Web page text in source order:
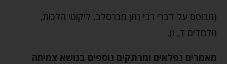
(מבוסס על דברי רבי נתן מברסלב, ליקוטי הלכות,
מלמדים ד, ו).
מאמרים נפלאים ומרתקים נוספים בנושא צמיחה